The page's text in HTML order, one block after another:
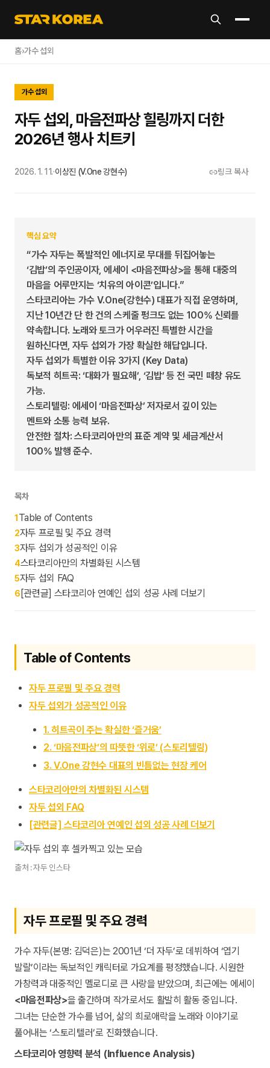
홈›가수 섭외
가수 섭외
자두 섭외, 마음전파상 힐링까지 더한
2026년 행사 치트키
2026. 1. 11.·이상진 (V.One 강현수) 링크 복사
핵심 요약
“가수 자두는 폭발적인 에너지로 무대를 뒤집어놓는
‘김밥’의 주인공이자, 에세이 <마음전파상>을 통해 대중의
마음을 어루만지는 ‘치유의 아이콘’입니다.”
스타코리아는 가수 V.One(강현수) 대표가 직접 운영하며,
지난 10년간 단 한 건의 스케줄 펑크도 없는 100% 신뢰를
약속합니다. 노래와 토크가 어우러진 특별한 시간을
원하신다면, 자두 섭외가 가장 확실한 해답입니다.
자두 섭외가 특별한 이유 3가지 (Key Data)
독보적 히트곡: ‘대화가 필요해’, ‘김밥’ 등 전 국민 떼창 유도
가능.
스토리텔링: 에세이 ‘마음전파상’ 저자로서 깊이 있는
멘트와 소통 능력 보유.
안전한 절차: 스타코리아만의 표준 계약 및 세금계산서
100% 발행 준수.
목차
1 Table of Contents
2자두 프로필 및 주요 경력
3자두 섭외가 성공적인 이유
4스타코리아만의 차별화된 시스템
5자두 섭외 FAQ
6 [관련글] 스타코리아 연예인 섭외 성공 사례 더보기
Table of Contents
자두 프로필 및 주요 경력
자두 섭외가 성공적인 이유
1. 히트곡이 주는 확실한 ‘즐거움’
2. ‘마음전파상’의 따뜻한 ‘위로’ (스토리텔링)
3. V.One 강현수 대표의 빈틈없는 현장 케어
스타코리아만의 차별화된 시스템
자두 섭외 FAQ
[관련글] 스타코리아 연예인 섭외 성공 사례 더보기
출처 : 자두 인스타
자두 프로필 및 주요 경력
가수 자두(본명: 김덕은)는 2001년 ‘더 자두’로 데뷔하여 ‘엽기
발랄’이라는 독보적인 캐릭터로 가요계를 평정했습니다. 시원한
가창력과 대중적인 멜로디로 큰 사랑을 받았으며, 최근에는 에세이
<마음전파상>을 출간하며 작가로서도 활발히 활동 중입니다.
그녀는 단순한 가수를 넘어, 삶의 희로애락을 노래와 이야기로
풀어내는 ‘스토리텔러’로 진화했습니다.
스타코리아 영향력 분석 (Influence Analysis)